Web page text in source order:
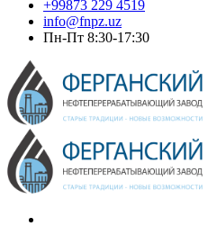
+99873 229 4519
info@fnpz.uz
Пн-Пт 8:30-17:30